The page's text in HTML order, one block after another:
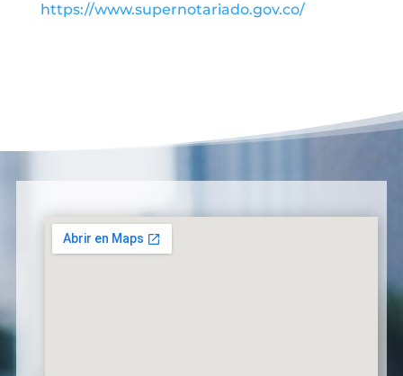
https://www.supernotariado.gov.co/